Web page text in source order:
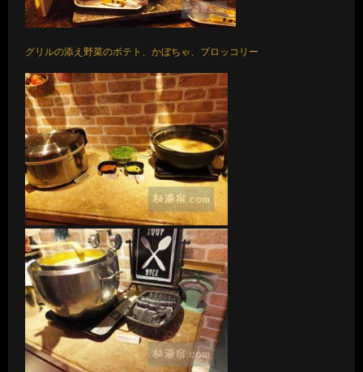
グリルの添え野菜のポテト、かぼちゃ、ブロッコリー